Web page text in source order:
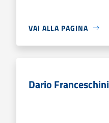
VAI ALLA PAGINA
Dario Franceschini